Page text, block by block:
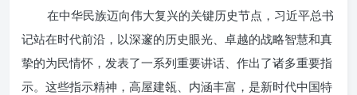
在中华民族迈向伟大复兴的关键历史节点，习近平总书
记站在时代前沿，以深邃的历史眼光、卓越的战略智慧和真
挚的为民情怀，发表了一系列重要讲话、作出了诸多重要指
示。这些指示精神，高屋建瓴、内涵丰富，是新时代中国特